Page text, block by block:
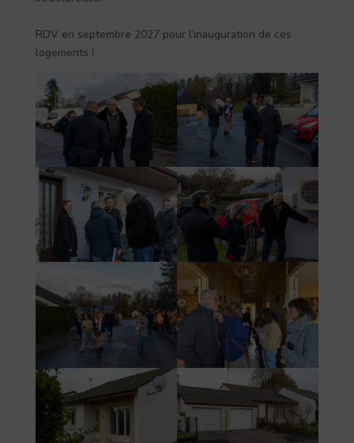
RDV en septembre 2027 pour l’inauguration de ces
logements !